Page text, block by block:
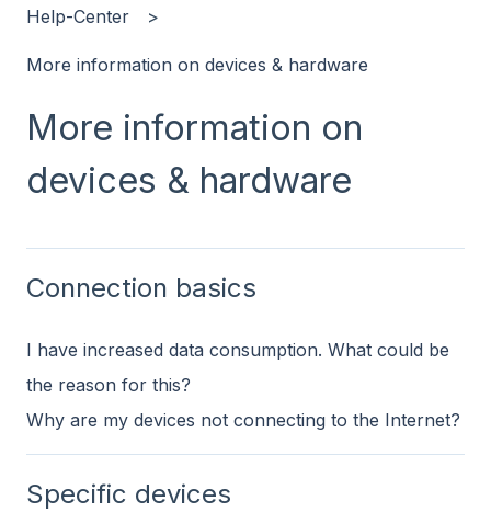
Help-Center
More information on devices & hardware
More information on
devices & hardware
Connection basics
I have increased data consumption. What could be
the reason for this?
Why are my devices not connecting to the Internet?
Specific devices